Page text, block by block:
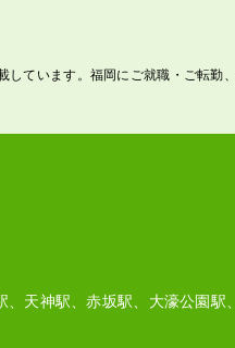
しています。福岡にご就職・ご転勤
天神駅、赤坂駅、大濠公園駅